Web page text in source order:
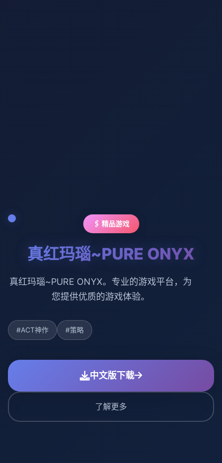
🖇️ 精品游戏
真红玛瑙~PURE ONYX
真红玛瑙~PURE ONYX。专业的游戏平台，为
您提供优质的游戏体验。
#ACT神作 #策略
中文版下载
了解更多